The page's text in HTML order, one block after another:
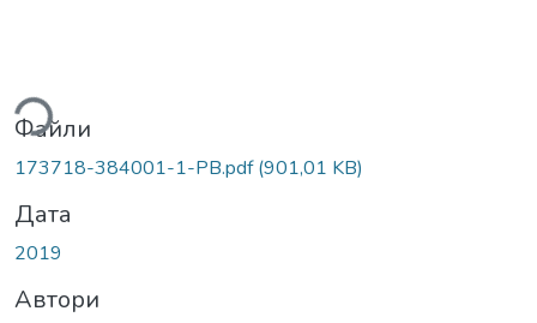
Файли
173718-384001-1-PB.pdf(901,01 KB)
Дата
2019
Автори